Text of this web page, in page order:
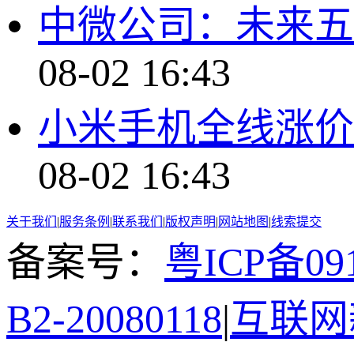
中微公司：未来
08-02 16:43
小米手机全线涨
08-02 16:43
关于我们 |服务条例 |联系我们 |版权声明| 网站地图 |线索提交
备案号： 粤ICP备
B2-20080118|互联